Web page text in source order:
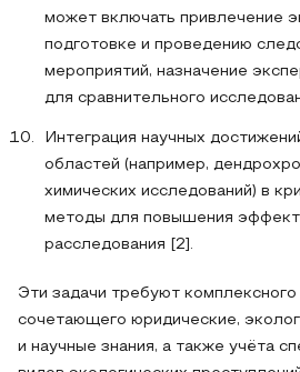
может включать привлечение
подготовке и проведению
мероприятий, назначение
для сравнительного
Интеграция научных
областей (например,
химических исследований) в
методы для повышения
расследования [2].
Эти задачи требуют комплексного
сочетающего юридические,
и научные знания, а также учёта